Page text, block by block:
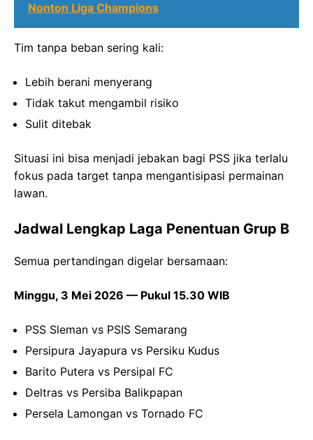
Nonton Liga Champions
Tim tanpa beban sering kali:
Lebih berani menyerang
Tidak takut mengambil risiko
Sulit ditebak
Situasi ini bisa menjadi jebakan bagi PSS jika terlalu
fokus pada target tanpa mengantisipasi permainan
lawan.
Jadwal Lengkap Laga Penentuan Grup B
Semua pertandingan digelar bersamaan:
Minggu, 3 Mei 2026 — Pukul 15.30 WIB
PSS Sleman vs PSIS Semarang
Persipura Jayapura vs Persiku Kudus
Barito Putera vs Persipal FC
Deltras vs Persiba Balikpapan
Persela Lamongan vs Tornado FC